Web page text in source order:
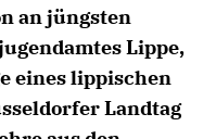
an jüngsten
Lippe,
eines lippischen
Landtag